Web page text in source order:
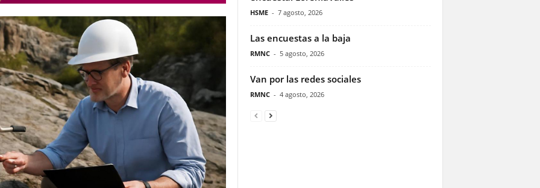
HSME - 7 agosto, 2026
Las encuestas a la baja
RMNC - 5 agosto, 2026
Van por las redes sociales
RMNC - 4 agosto, 2026